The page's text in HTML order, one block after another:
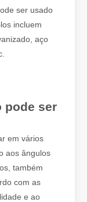
a
ser usado
incluem
aço
pode ser
em vários
aos ângulos
também
com as
e ao